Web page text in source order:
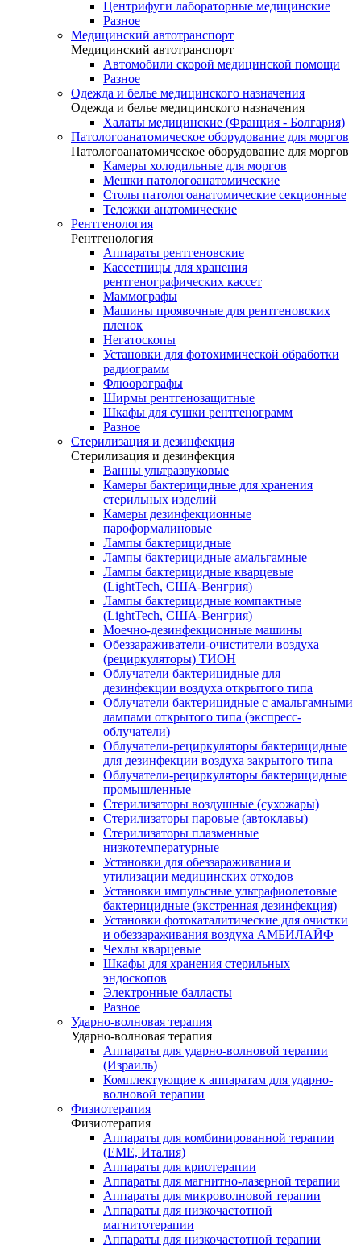
Центрифуги лабораторные медицинские
Разное
Медицинский автотранспорт
Медицинский автотранспорт
Автомобили скорой медицинской помощи
Разное
Одежда и белье медицинского назначения
Одежда и белье медицинского назначения
Халаты медицинские (Франция - Болгария)
Патологоанатомическое оборудование для моргов
Патологоанатомическое оборудование для моргов
Камеры холодильные для моргов
Мешки патологоанатомические
Столы патологоанатомические секционные
Тележки анатомические
Рентгенология
Рентгенология
Аппараты рентгеновские
Кассетницы для хранения
рентгенографических кассет
Маммографы
Машины проявочные для рентгеновских
пленок
Негатоскопы
Установки для фотохимической обработки
радиограмм
Флюорографы
Ширмы рентгенозащитные
Шкафы для сушки рентгенограмм
Разное
Стерилизация и дезинфекция
Стерилизация и дезинфекция
Ванны ультразвуковые
Камеры бактерицидные для хранения
стерильных изделий
Камеры дезинфекционные
пароформалиновые
Лампы бактерицидные
Лампы бактерицидные амальгамные
Лампы бактерицидные кварцевые
(LightTech, США-Венгрия)
Лампы бактерицидные компактные
(LightTech, США-Венгрия)
Моечно-дезинфекционные машины
Обеззараживатели-очистители воздуха
(рециркуляторы) ТИОН
Облучатели бактерицидные для
дезинфекции воздуха открытого типа
Облучатели бактерицидные с амальгамными
лампами открытого типа (экспресс-
облучатели)
Облучатели-рециркуляторы бактерицидные
для дезинфекции воздуха закрытого типа
Облучатели-рециркуляторы бактерицидные
промышленные
Стерилизаторы воздушные (сухожары)
Стерилизаторы паровые (автоклавы)
Стерилизаторы плазменные
низкотемпературные
Установки для обеззараживания и
утилизации медицинских отходов
Установки импульсные ультрафиолетовые
бактерицидные (экстренная дезинфекция)
Установки фотокаталитические для очистки
и обеззараживания воздуха АМБИЛАЙФ
Чехлы кварцевые
Шкафы для хранения стерильных
эндоскопов
Электронные балласты
Разное
Ударно-волновая терапия
Ударно-волновая терапия
Аппараты для ударно-волновой терапии
(Израиль)
Комплектующие к аппаратам для ударно-
волновой терапии
Физиотерапия
Физиотерапия
Аппараты для комбинированной терапии
(EME, Италия)
Аппараты для криотерапии
Аппараты для магнитно-лазерной терапии
Аппараты для микроволновой терапии
Аппараты для низкочастотной
магнитотерапии
Аппараты для низкочастотной терапии